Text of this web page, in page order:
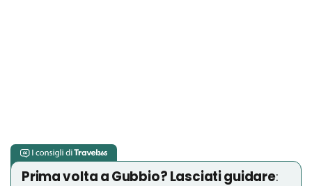
Prima volta a Gubbio? Lasciati guidare: